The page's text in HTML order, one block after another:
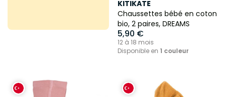
KITIKATE
Chaussettes bébé en coton
bio, 2 paires, DREAMS
5,90 €
12 à 18 mois
Disponible en 1 couleur